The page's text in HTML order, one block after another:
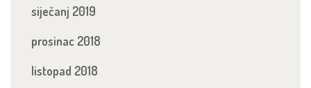
siječanj 2019
prosinac 2018
listopad 2018